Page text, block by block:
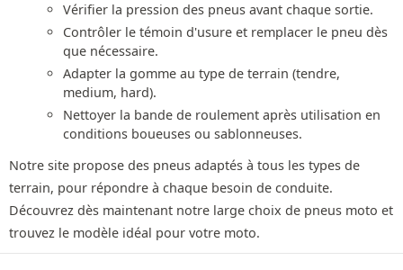
Vérifier la pression des pneus avant chaque sortie.
Contrôler le témoin d'usure et remplacer le pneu dès
que nécessaire.
Adapter la gomme au type de terrain (tendre,
medium, hard).
Nettoyer la bande de roulement après utilisation en
conditions boueuses ou sablonneuses.
Notre site propose des pneus adaptés à tous les types de
terrain, pour répondre à chaque besoin de conduite.
Découvrez dès maintenant notre large choix de pneus moto et
trouvez le modèle idéal pour votre moto.